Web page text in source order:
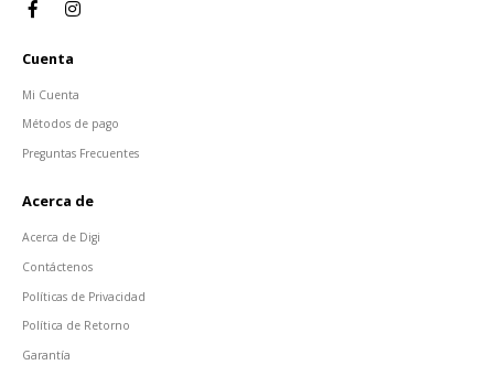
Cuenta
Mi Cuenta
Métodos de pago
Preguntas Frecuentes
Acerca de
Acerca de Digi
Contáctenos
Políticas de Privacidad
Política de Retorno
Garantía